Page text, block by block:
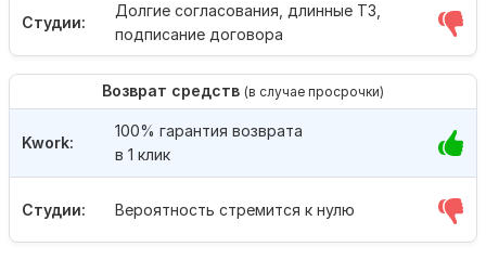
Студии:
Долгие согласования, длинные ТЗ,
подписание договора
Возврат средств (в случае просрочки)
Студии: Вероятность стремится к нулю
Kwork:
100% гарантия возврата
в 1 клик